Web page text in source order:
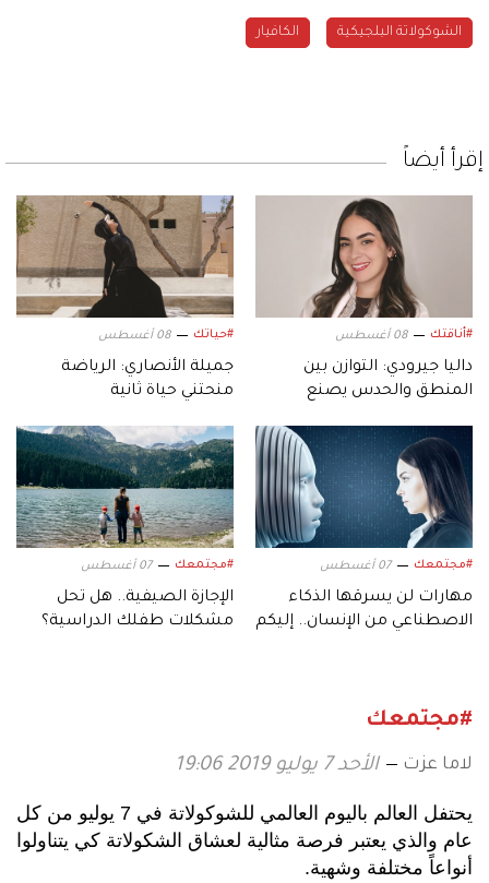
الشوكولاتة البلجيكية الكافيار
إقرأ أيضاً
#أناقتك 08 أغسطس
داليا جيرودي: التوازن بين
المنطق والحدس يصنع
#حياتك 08 أغسطس
جميلة الأنصاري: الرياضة
منحتني حياة ثانية
#مجتمعك 07 أغسطس
مهارات لن يسرقها الذكاء
الاصطناعي من الإنسان.. إليكم
#مجتمعك 07 أغسطس
الإجازة الصيفية.. هل تحل
مشكلات طفلك الدراسية؟
#مجتمعك
لاما عزت الأحد 7 يوليو 2019 19:06
يحتفل العالم باليوم العالمي للشوكولاتة في 7 يوليو من كل
عام والذي يعتبر فرصة مثالية لعشاق الشكولاتة كي يتناولوا
أنواعاً مختلفة وشهية.